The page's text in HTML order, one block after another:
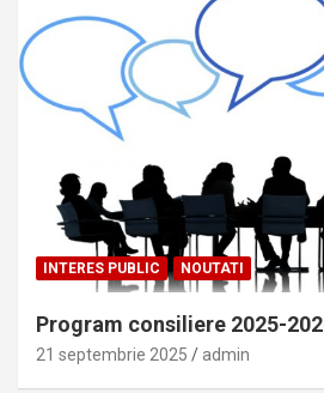
INTERES PUBLIC NOUTATI
Program consiliere 2025-
21 septembrie 2025 admin